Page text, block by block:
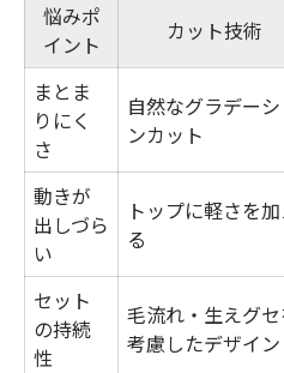
悩みポ
イント
カット技術
まとま
りにく
さ
自然なグラデーシ
ンカット
動きが
出しづら
い
トップに軽さを
る
セット
の持続
性
毛流れ・生えグセ
考慮したデザイン